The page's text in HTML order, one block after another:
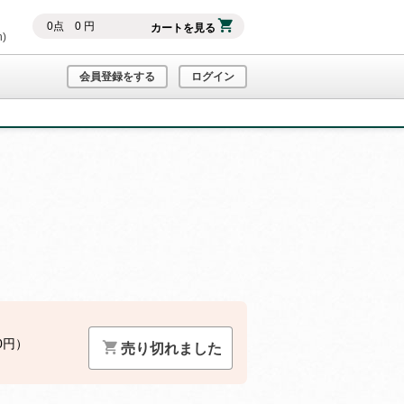
0点 0円 カートを見る
会員登録をする ログイン
） 売り切れました